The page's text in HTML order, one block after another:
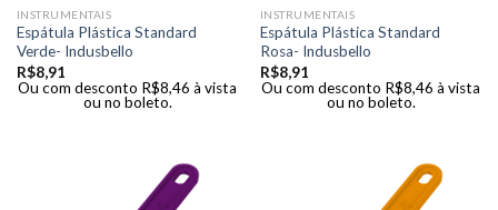
INSTRUMENTAIS
Espátula Plástica Standard
Verde- Indusbello
R$8,91
Ou com desconto R$8,46 à vista
ou no boleto.
INSTRUMENTAIS
Espátula Plástica Standard
Rosa- Indusbello
R$8,91
Ou com desconto R$8,46 à vista
ou no boleto.